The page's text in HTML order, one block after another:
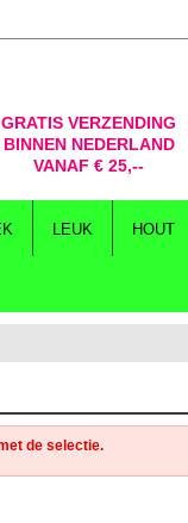
GRATIS VERZENDING
BINNEN NEDERLAND
VANAF € 25,--
LEUK HOUT
de selectie.